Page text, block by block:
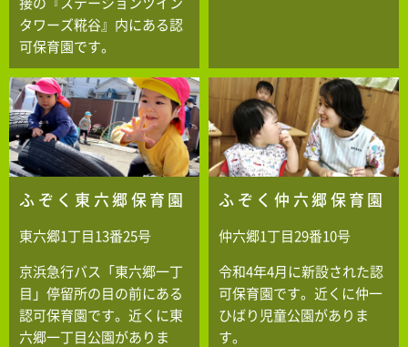
タワーズ糀谷』内にある認
可保育園です。
ふぞく東六郷保育園
東六郷1丁目13番25号
京浜急行バス「東六郷一丁
目」停留所の目の前にある
認可保育園です。近くに東
六郷一丁目公園がありま
ふぞく仲六郷保育園
仲六郷1丁目29番10号
令和4年4月に新設された認
可保育園です。近くに仲一
ひばり児童公園がありま
す。